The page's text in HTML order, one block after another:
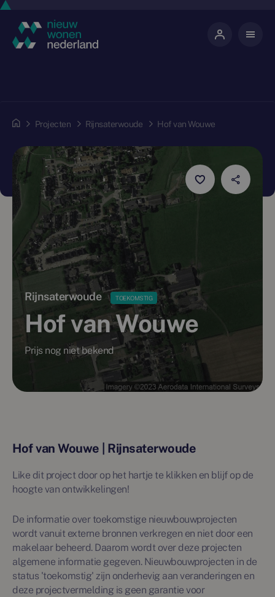
Projecten Rijnsaterwoude Hof van Wouwe
Rijnsaterwoude TOEKOMSTIG
Hof van Wouwe
Prijs nog niet bekend
Hof van Wouwe | Rijnsaterwoude
Like dit project door op het hartje te klikken en blijf op de
hoogte van ontwikkelingen!
De informatie over toekomstige nieuwbouwprojecten
wordt vanuit externe bronnen verkregen en niet door een
makelaar beheerd. Daarom wordt over deze projecten
algemene informatie gegeven. Nieuwbouwprojecten in de
status 'toekomstig' zijn onderhevig aan veranderingen en
deze projectvermelding is geen garantie voor